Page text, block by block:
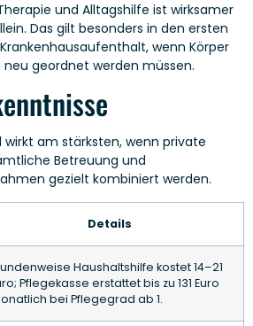
und Alltagshilfe ist wirksamer
Das gilt besonders in den ersten
wenn Körper
geordnet werden müssen.
wirkt am stärksten, wenn private
Betreuung und
gezielt kombiniert werden.
Details
Haushaltshilfe kostet 14–21
Pflegekasse erstattet bis zu 131 Euro
bei Pflegegrad ab 1.